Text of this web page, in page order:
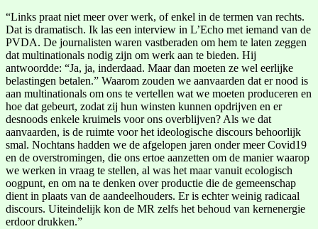
“Links praat niet meer over werk, of enkel in de termen van rechts.
Dat is dramatisch. Ik las een interview in L’Echo met iemand van de
PVDA. De journalisten waren vastberaden om hem te laten zeggen
dat multinationals nodig zijn om werk aan te bieden. Hij
antwoordde: “Ja, ja, inderdaad. Maar dan moeten ze wel eerlijke
belastingen betalen.” Waarom zouden we aanvaarden dat er nood is
aan multinationals om ons te vertellen wat we moeten produceren en
hoe dat gebeurt, zodat zij hun winsten kunnen opdrijven en er
desnoods enkele kruimels voor ons overblijven? Als we dat
aanvaarden, is de ruimte voor het ideologische discours behoorlijk
smal. Nochtans hadden we de afgelopen jaren onder meer Covid19
en de overstromingen, die ons ertoe aanzetten om de manier waarop
we werken in vraag te stellen, al was het maar vanuit ecologisch
oogpunt, en om na te denken over productie die de gemeenschap
dient in plaats van de aandeelhouders. Er is echter weinig radicaal
discours. Uiteindelijk kon de MR zelfs het behoud van kernenergie
erdoor drukken.”